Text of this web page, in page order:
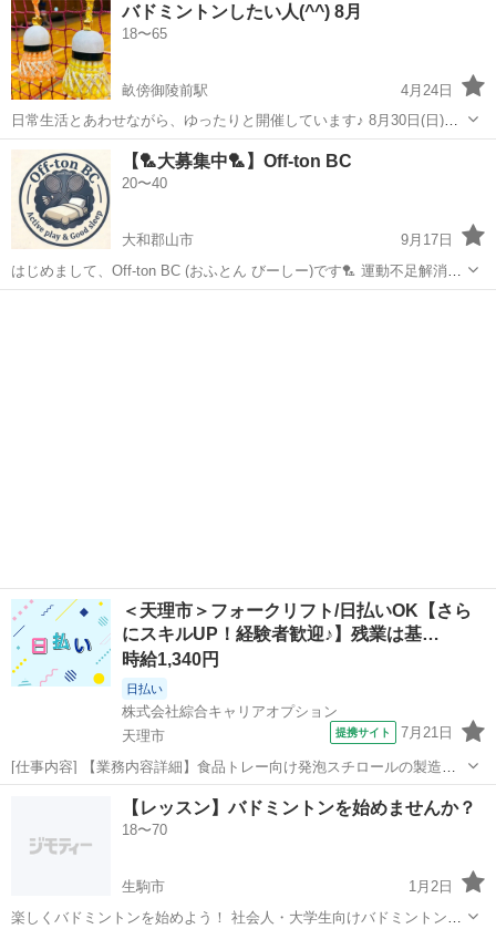
バドミントンしたい人(^^) 8月
18〜65
畝傍御陵前駅
4月24日
日常生活とあわせながら、ゆったりと開催しています♪ 8月30日(日)②
面 開催時間：13時〜17時 橿原中央体育館 (冷房設備あり) ＊参加申請
は、前日までにご連絡を頂けるとスムーズに返答ができます。 当日の
場合は、9時ま...
奈良 畝傍御陵前駅
【🏸大募集中🏸】Off-ton BC
20〜40
大和郡山市
9月17日
はじめまして、Off-ton BC (おふとん びーしー)です🏸 運動不足解消と
お布団での良き睡眠を目的として、バドミントンサークルを立ち上げ
＜天理市＞フォークリフト/日払いOK【さら
にスキルUP！経験者歓迎♪】残業は基…
時給1,340円
日払い
株式会社綜合キャリアオプション
天理市
提携サイト 7月21日
[仕事内容] 【業務内容詳細】食品トレー向け発泡スチロールの製造会
社でのフォークリフトのお仕事です。 業務割合は、 リーチフォークリ
フト5割、 手元作業5割です。 【取扱製品情報】食品トレー向け発泡ス
チロール 。＋お仕事探...
【レッスン】バドミントンを始めませんか？
18〜70
生駒市
1月2日
楽しくバドミントンを始めよう！ 社会人・大学生向けバドミントン教